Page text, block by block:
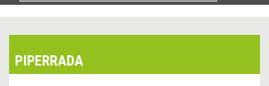
PIPERRADA